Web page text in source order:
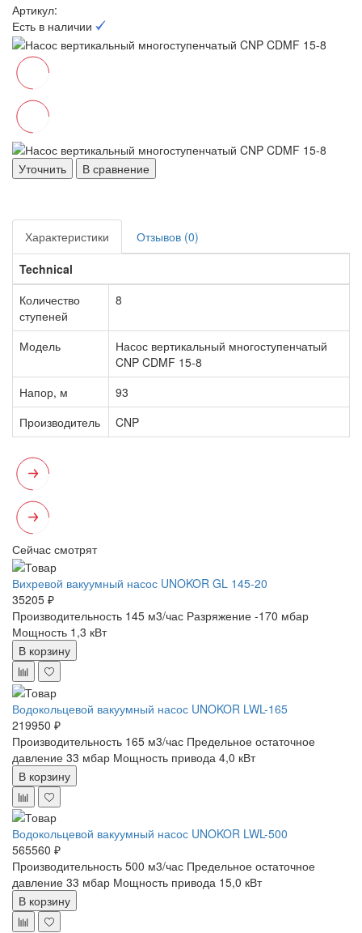
Артикул:
Есть в наличии
Уточнить В сравнение
Характеристики
Отзывов (0)
Technical
Количество
ступеней
8
Модель
Насос вертикальный многоступенчатый
CNP CDMF 15-8
Напор, м
93
Производитель
CNP
Сейчас смотрят
Вихревой вакуумный насос UNOKOR GL 145-20
35205 ₽
Производительность 145 м3/час Разряжение -170 мбар
Мощность 1,3 кВт
В корзину
Водокольцевой вакуумный насос UNOKOR LWL-165
219950 ₽
Производительность 165 м3/час Предельное остаточное
давление 33 мбар Мощность привода 4,0 кВт
В корзину
Водокольцевой вакуумный насос UNOKOR LWL-500
565560 ₽
Производительность 500 м3/час Предельное остаточное
давление 33 мбар Мощность привода 15,0 кВт
В корзину